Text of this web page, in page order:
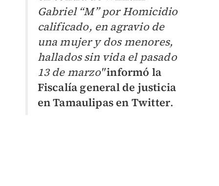
Gabriel “M” por Homicidio
calificado, en agravio de
una mujer y dos menores,
hallados sin vida el pasado
13 de marzo" informó la
Fiscalía general de justicia
en Tamaulipas en Twitter.